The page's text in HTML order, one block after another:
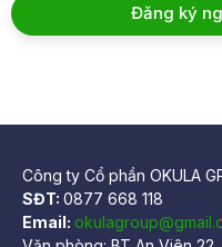
Đăng ký
Công ty Cổ phần OKULA
SĐT: 0877 668 118
Email: